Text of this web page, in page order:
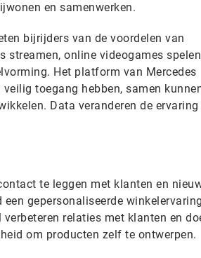
en samenwerken.
bijrijders van de voordelen van
streamen, online videogames spelen
Het platform van Mercedes
toegang hebben, samen
Data veranderen de ervaring
te leggen met klanten en
gepersonaliseerde winkelervaring
relaties met klanten en
om producten zelf te ontwerpen.